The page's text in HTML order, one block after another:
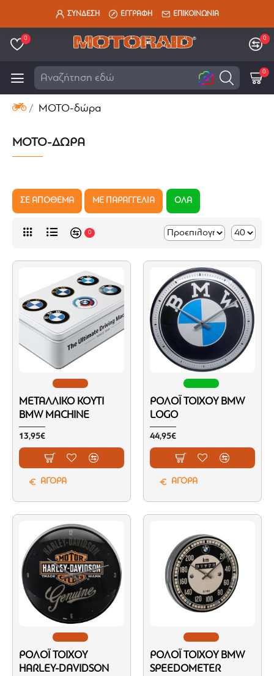
ΣΥΝΔΕΣΗ ΕΓΓΡΑΦΗ ΕΠΙΚΟΙΝΩΝΙΑ
0 0
Ψά
0
ΜΟΤΟ-δώρα
ΜΟΤΟ-ΔΏΡΑ
ΣΕ ΑΠΟΘΕΜΑ ΜΕ ΠΑΡΑΓΓΕΛΙΑ ΟΛΑ
0
ΜΕΤΑΛΛΙΚΌ ΚΟΥΤΊ
BMW MACHINE
13,95€
ΑΓΟΡΑ
ΡΟΛΌΙ ΤΟΊΧΟΥ BMW
LOGO
44,95€
ΑΓΟΡΑ
ΡΟΛΌΙ ΤΟΊΧΟΥ
HARLEY-DAVIDSON
ΡΟΛΌΙ ΤΟΊΧΟΥ BMW
SPEEDOMETER